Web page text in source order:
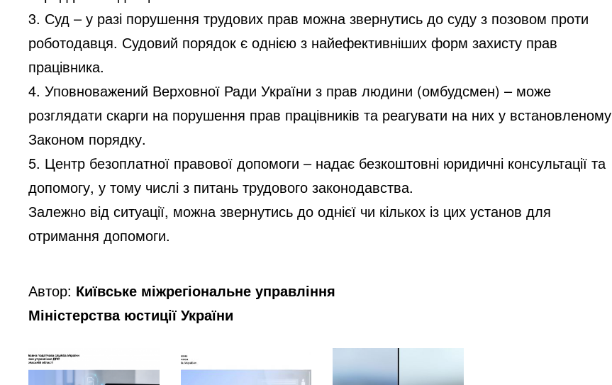
3. Суд – у разі порушення трудових прав можна звернутись до суду з позовом проти
роботодавця. Судовий порядок є однією з найефективніших форм захисту прав
працівника.
4. Уповноважений Верховної Ради України з прав людини (омбудсмен) – може
розглядати скарги на порушення прав працівників та реагувати на них у встановленому
Законом порядку.
5. Центр безоплатної правової допомоги – надає безкоштовні юридичні консультації та
допомогу, у тому числі з питань трудового законодавства.
Залежно від ситуації, можна звернутись до однієї чи кількох із цих установ для
отримання допомоги.
Автор: Київське міжрегіональне управління
Міністерства юстиції України